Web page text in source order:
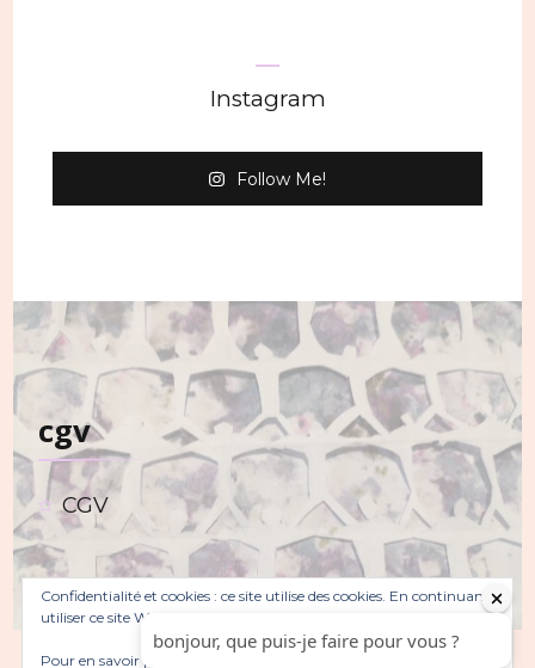
Instagram
Follow Me!
cgv
CGV
Confidentialité et cookies : ce site utilise des cookies. En continuant à
utiliser ce site Web, vous acceptez leur utilisation.
Pour en savoir plus, notamment sur la façon de contrôler les